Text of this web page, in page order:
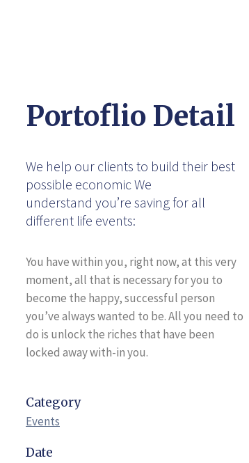
Portoflio Detail
We help our clients to build their best
possible economic We
understand you’re saving for all
different life events:
You have within you, right now, at this very
moment, all that is necessary for you to
become the happy, successful person
you’ve always wanted to be. All you need to
do is unlock the riches that have been
locked away with-in you.
Category
Events
Date